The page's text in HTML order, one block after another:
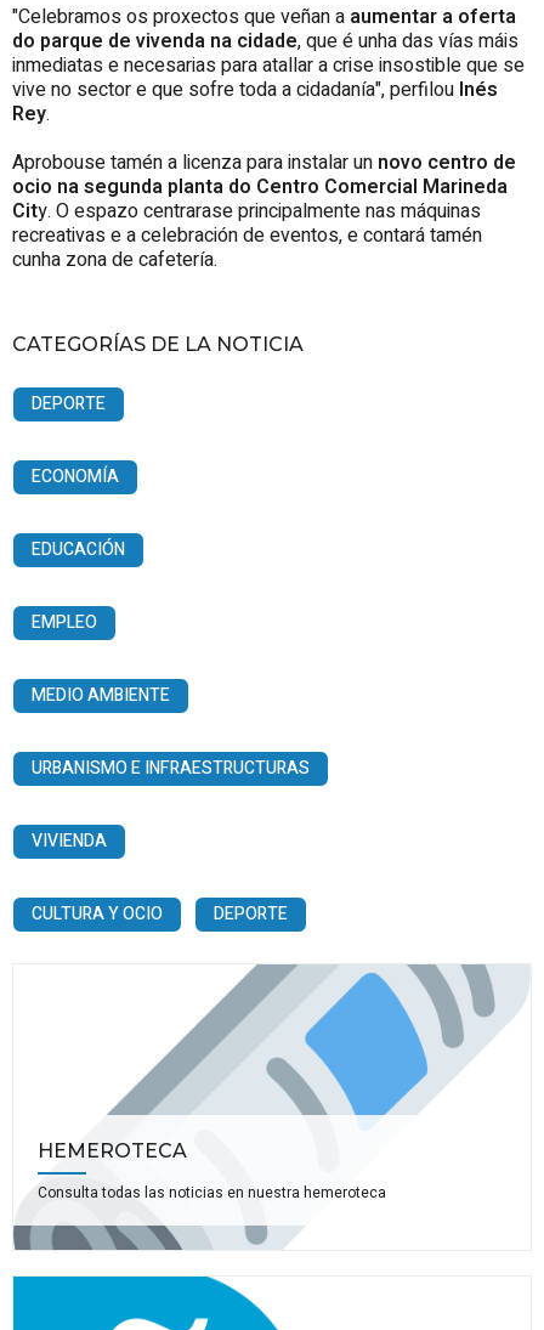
"Celebramos os proxectos que veñan a aumentar a oferta
do parque de vivenda na cidade, que é unha das vías máis
inmediatas e necesarias para atallar a crise insostible que se
vive no sector e que sofre toda a cidadanía", perfilou Inés
Rey.
Aprobouse tamén a licenza para instalar un novo centro de
ocio na segunda planta do Centro Comercial Marineda
City. O espazo centrarase principalmente nas máquinas
recreativas e a celebración de eventos, e contará tamén
cunha zona de cafetería.
CATEGORÍAS DE LA NOTICIA
DEPORTE
ECONOMÍA
EDUCACIÓN
EMPLEO
MEDIO AMBIENTE
URBANISMO E INFRAESTRUCTURAS
VIVIENDA
CULTURA Y OCIO DEPORTE
HEMEROTECA
Consulta todas las noticias en nuestra hemeroteca